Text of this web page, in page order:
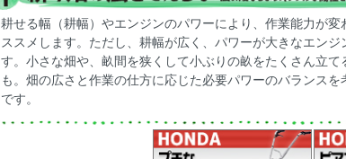
耕せる幅（耕幅）やエンジンのパワーにより、作業能力が
ススメします。ただし、耕幅が広く、パワーが大きなエン
す。小さな畑や、畝間を狭くして小ぶりの畝をたくさん立
も。畑の広さと作業の仕方に応じた必要パワーのバランス
です。